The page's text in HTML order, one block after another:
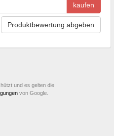
kaufen
Produktbewertung abgeben
und es gelten die
von Google.